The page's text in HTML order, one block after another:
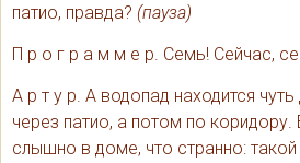
патио, правда? (пауза)
П р о г р а м м е р. Семь! Сейчас,
А р т у р. А водопад находится
через патио, а потом по
слышно в доме, что странно: